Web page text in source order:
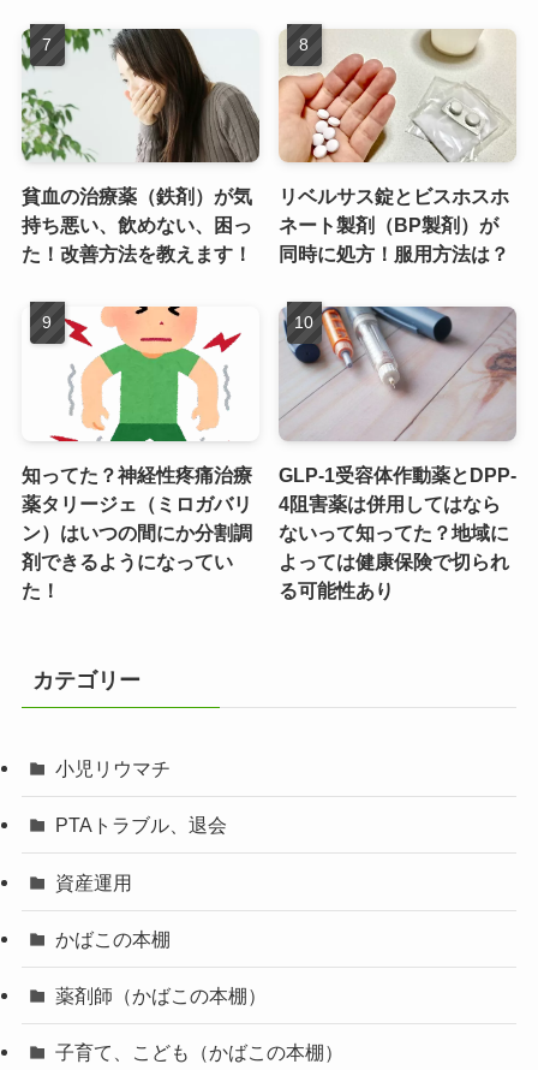
貧血の治療薬（鉄剤）が気
持ち悪い、飲めない、困っ
た！改善方法を教えます！
リベルサス錠とビスホスホ
ネート製剤（BP製剤）が
同時に処方！服用方法は？
知ってた？神経性疼痛治療
薬タリージェ（ミロガバリ
ン）はいつの間にか分割調
剤できるようになってい
た！
GLP-1受容体作動薬とDPP-
4阻害薬は併用してはなら
ないって知ってた？地域に
よっては健康保険で切られ
る可能性あり
カテゴリー
小児リウマチ
PTAトラブル、退会
資産運用
かばこの本棚
薬剤師（かばこの本棚）
子育て、こども（かばこの本棚）